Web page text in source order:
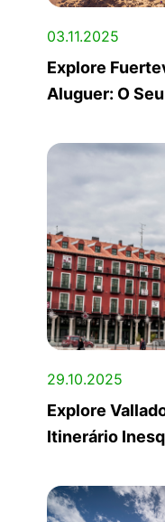
03.11.2025
Explore
Aluguer: O
29.10.2025
Explore
Itinerário